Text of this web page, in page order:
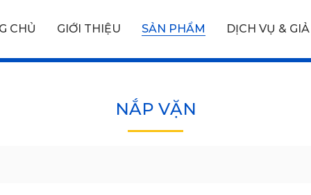
CHỦ GIỚI THIỆU SẢN PHẨM
DỊCH VỤ &
NẮP VẶN